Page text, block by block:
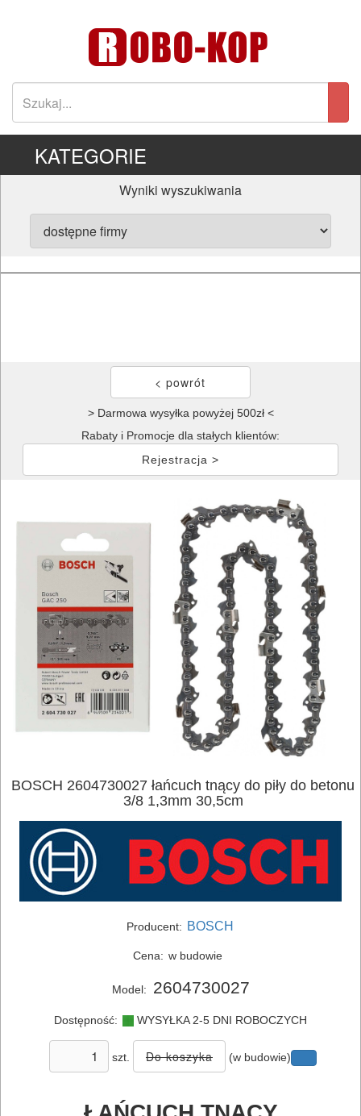
ELEKTRONARZĘDZIA
SIECIOWE
ELEKTRONARZĘDZIA
AKUMULATOROWE
OSPRZĘT
ELEKTRONARZĘDZI
MAGAZYNOWANIE
TRANSPORTOWANIE
POMIAROWE
KATEGORIE
Wyniki wyszukiwania
> Darmowa wysyłka powyżej 500zł <
Rabaty i Promocje dla stałych klientów:
Rejestracja >
BOSCH 2604730027 łańcuch tnący do piły do betonu
3/8 1,3mm 30,5cm
Producent: BOSCH
Cena: w budowie
Model: 2604730027
Dostępność: WYSYŁKA 2-5 DNI ROBOCZYCH
szt. (w budowie)